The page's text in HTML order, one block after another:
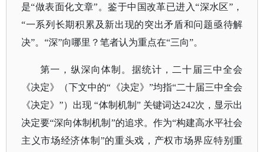
是“做表面化文章”。鉴于中国改革已进入“深水区”，
“一系列长期积累及新出现的突出矛盾和问题亟待解
决”。“深”向哪里？笔者认为重点在“三向”。
第一，纵深向体制。据统计，二十届三中全会
《决定》（下文中的“《决定》”均指“二十届三中全会
《决定》”）出现 “体制机制” 关键词达242次，显示出
决定要“深向体制机制”的追求。作为“构建高水平社会
主义市场经济体制”的重头戏，产权市场界应特别重